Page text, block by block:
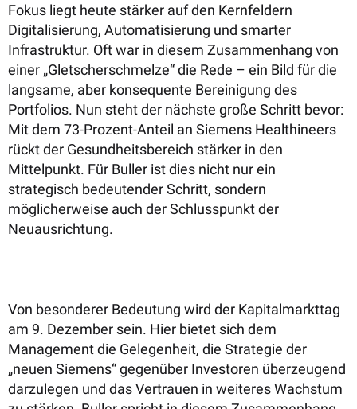
Fokus liegt heute stärker auf den Kernfeldern
Digitalisierung, Automatisierung und smarter
Infrastruktur. Oft war in diesem Zusammenhang von
einer „Gletscherschmelze“ die Rede – ein Bild für die
langsame, aber konsequente Bereinigung des
Portfolios. Nun steht der nächste große Schritt bevor:
Mit dem 73-Prozent-Anteil an Siemens Healthineers
rückt der Gesundheitsbereich stärker in den
Mittelpunkt. Für Buller ist dies nicht nur ein
strategisch bedeutender Schritt, sondern
möglicherweise auch der Schlusspunkt der
Neuausrichtung.
Von besonderer Bedeutung wird der Kapitalmarkttag
am 9. Dezember sein. Hier bietet sich dem
Management die Gelegenheit, die Strategie der
„neuen Siemens“ gegenüber Investoren überzeugend
darzulegen und das Vertrauen in weiteres Wachstum